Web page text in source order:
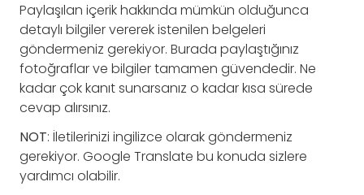
Paylaşılan içerik hakkında mümkün olduğunca
detaylı bilgiler vererek istenilen belgeleri
göndermeniz gerekiyor. Burada paylaştığınız
fotoğraflar ve bilgiler tamamen güvendedir. Ne
kadar çok kanıt sunarsanız o kadar kısa sürede
cevap alırsınız.
NOT: İletilerinizi ingilizce olarak göndermeniz
gerekiyor. Google Translate bu konuda sizlere
yardımcı olabilir.